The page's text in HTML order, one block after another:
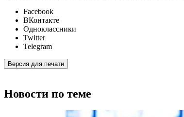
Facebook
ВКонтакте
Одноклассники
Twitter
Telegram
Версия для печати
Новости по теме